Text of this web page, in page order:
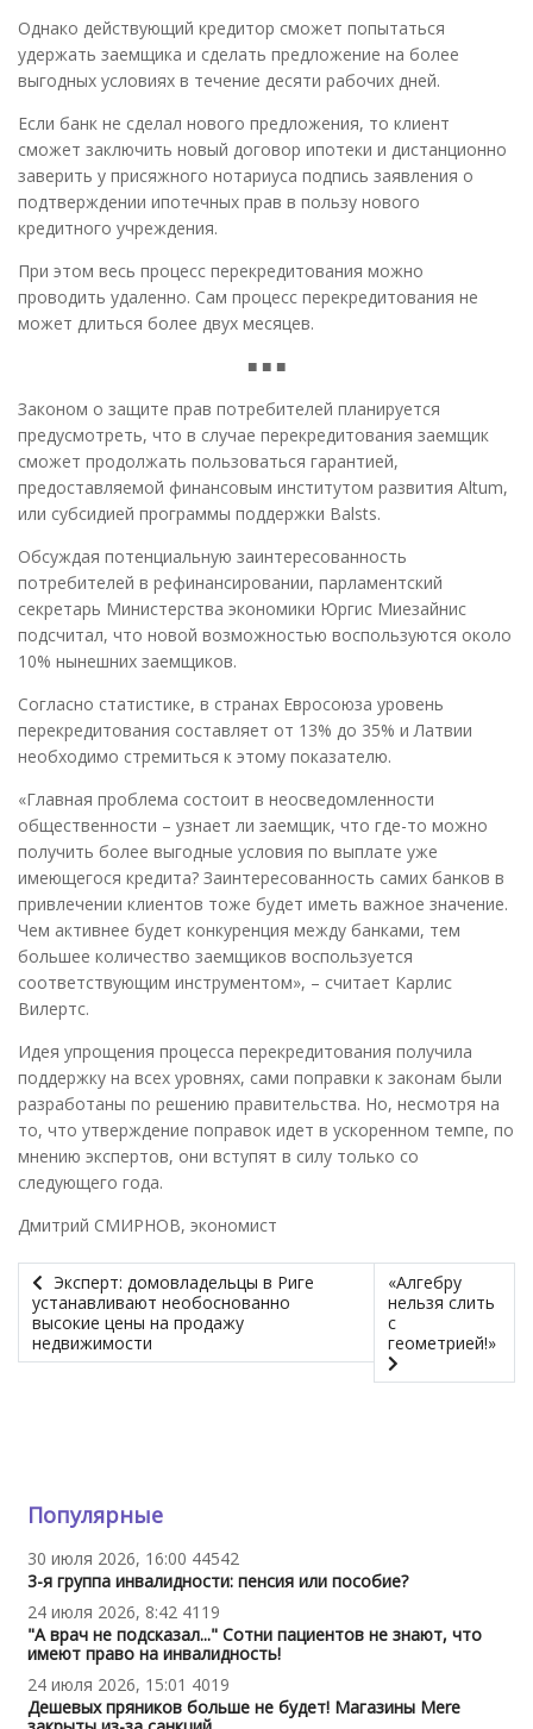
Однако действующий кредитор сможет попытаться
удержать заемщика и сделать предложение на более
выгодных условиях в течение десяти рабочих дней.
Если банк не сделал нового предложения, то клиент
сможет заключить новый договор ипотеки и дистанционно
заверить у присяжного нотариуса подпись заявления о
подтверждении ипотечных прав в пользу нового
кредитного учреждения.
При этом весь процесс перекредитования можно
проводить удаленно. Сам процесс перекредитования не
может длиться более двух месяцев.
■ ■ ■
Законом о защите прав потребителей планируется
предусмотреть, что в случае перекредитования заемщик
сможет продолжать пользоваться гарантией,
предоставляемой финансовым институтом развития Altum,
или субсидией программы поддержки Balsts.
Обсуждая потенциальную заинтересованность
потребителей в рефинансировании, парламентский
секретарь Министерства экономики Юргис Миезайнис
подсчитал, что новой возможностью воспользуются около
10% нынешних заемщиков.
Согласно статистике, в странах Евросоюза уровень
перекредитования составляет от 13% до 35% и Латвии
необходимо стремиться к этому показателю.
«Главная проблема состоит в неосведомленности
общественности – узнает ли заемщик, что где-то можно
получить более выгодные условия по выплате уже
имеющегося кредита? Заинтересованность самих банков в
привлечении клиентов тоже будет иметь важное значение.
Чем активнее будет конкуренция между банками, тем
большее количество заемщиков воспользуется
соответствующим инструментом», – считает Карлис
Вилертс.
Идея упрощения процесса перекредитования получила
поддержку на всех уровнях, сами поправки к законам были
разработаны по решению правительства. Но, несмотря на
то, что утверждение поправок идет в ускоренном темпе, по
мнению экспертов, они вступят в силу только со
следующего года.
Дмитрий СМИРНОВ, экономист
Эксперт: домовладельцы в Риге
устанавливают необоснованно
высокие цены на продажу
недвижимости
«Алгебру
нельзя слить
с
геометрией!»
Популярные
30 июля 2026, 16:00 44542
3-я группа инвалидности: пенсия или пособие?
24 июля 2026, 8:42 4119
"А врач не подсказал..." Сотни пациентов не знают, что
имеют право на инвалидность!
24 июля 2026, 15:01 4019
Дешевых пряников больше не будет! Магазины Mere